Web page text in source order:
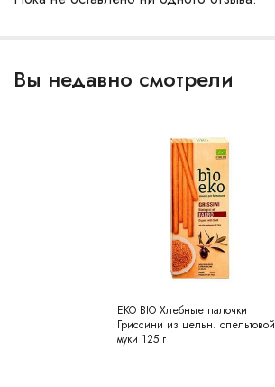
Вы недавно смотрели
EKO BIO Хлебные палочки
Гриссини из цельн. спельтовой
муки 125 г